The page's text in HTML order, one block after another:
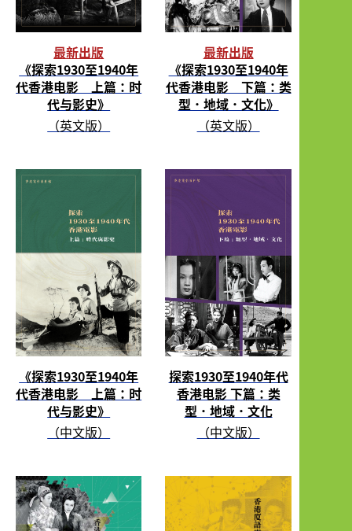
最新出版
《探索1930至1940年
代香港电影 上篇：时
代与影史》
（英文版）
最新出版
《探索1930至1940年
代香港电影 下篇：类
型．地域．文化》
（英文版）
《探索1930至1940年
代香港电影 上篇：时
代与影史》
（中文版）
探索1930至1940年代
香港电影 下篇：类
型．地域．文化
（中文版）